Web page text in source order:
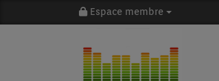
Espace membre